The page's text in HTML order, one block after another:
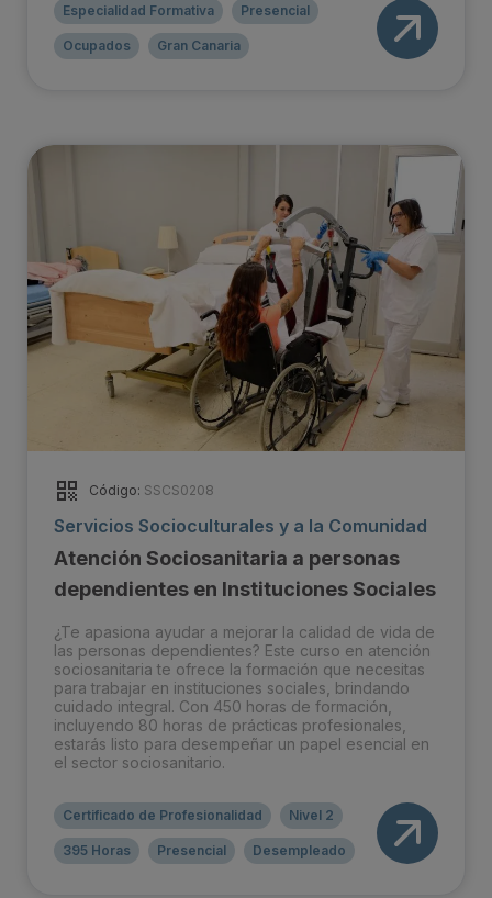
Especialidad Formativa Presencial
Ocupados Gran Canaria
Código: SSCS0208
Servicios Socioculturales y a la Comunidad
Atención Sociosanitaria a personas
dependientes en Instituciones Sociales
¿Te apasiona ayudar a mejorar la calidad de vida de
las personas dependientes? Este curso en atención
sociosanitaria te ofrece la formación que necesitas
para trabajar en instituciones sociales, brindando
cuidado integral. Con 450 horas de formación,
incluyendo 80 horas de prácticas profesionales,
estarás listo para desempeñar un papel esencial en
el sector sociosanitario.
Certificado de Profesionalidad Nivel 2
395 Horas Presencial Desempleado